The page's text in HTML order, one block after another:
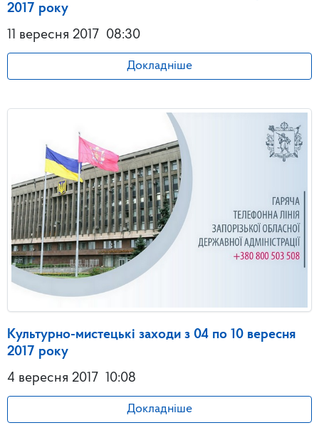
2017 року
11 вересня 2017 08:30
Докладніше
Культурно-мистецькі заходи з 04 по 10 вересня
2017 року
4 вересня 2017 10:08
Докладніше